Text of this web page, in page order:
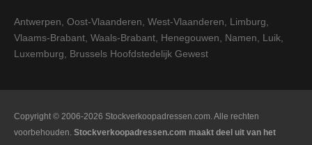
Antwerpen Oost-Vlaanderen West-Vlaanderen Limburg
Vlaams-Brabant Waals-Brabant Henegouwen Namen Luik
Luxemburg
Brussels Hoofdstedelijk Gewest
Copyright © 2006-2026 Stockverkoopadressen.com. Alle rechten
voorbehouden. Stockverkoopadressen.com maakt deel uit van het